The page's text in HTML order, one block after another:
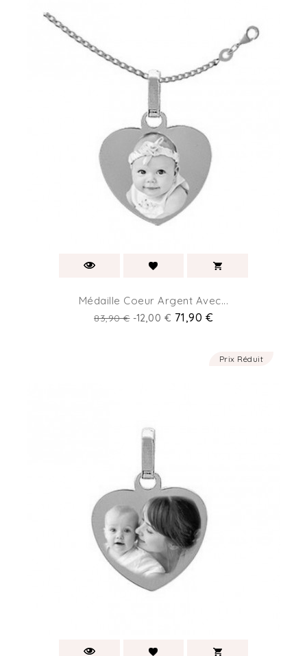
Médaille Coeur Argent Avec...
Prix
83,90 € -12,00 € Prix
71,90 €
Prix Réduit